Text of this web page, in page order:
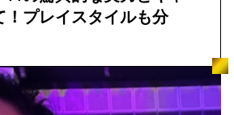
！プレイスタイルも分